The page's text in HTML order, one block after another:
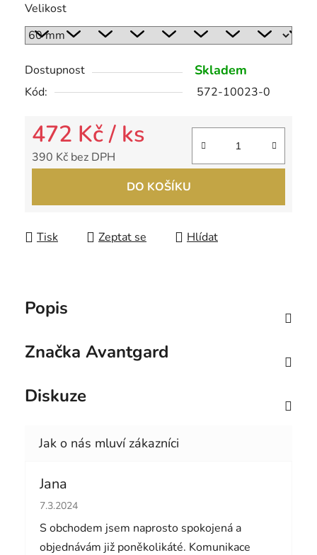
Velikost
Dostupnost Skladem
Kód: 572-10023-0
472 Kč/ ks
390 Kč bez DPH
DO KOŠÍKU
Tisk Zeptat se Hlídat
Popis
Značka Avantgard
Diskuze
Jana
Hodnocení obchodu je 5 z 5 hvězdiček.
7.3.2024
S obchodem jsem naprosto spokojená a
objednávám již poněkolikáté. Komunikace